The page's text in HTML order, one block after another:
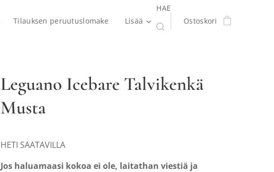
Tilauksen peruutuslomake Lisää
HAE
Ostoskori
Leguano Icebare Talvikenkä
Musta
HETI SAATAVILLA
Jos haluamaasi kokoa ei ole, laitathan viestiä ja